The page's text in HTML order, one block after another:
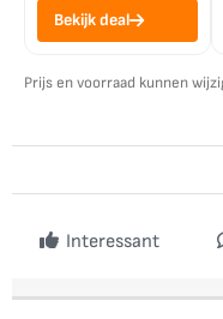
Bekijk deal
Prijs en voorraad kunnen
Interessant